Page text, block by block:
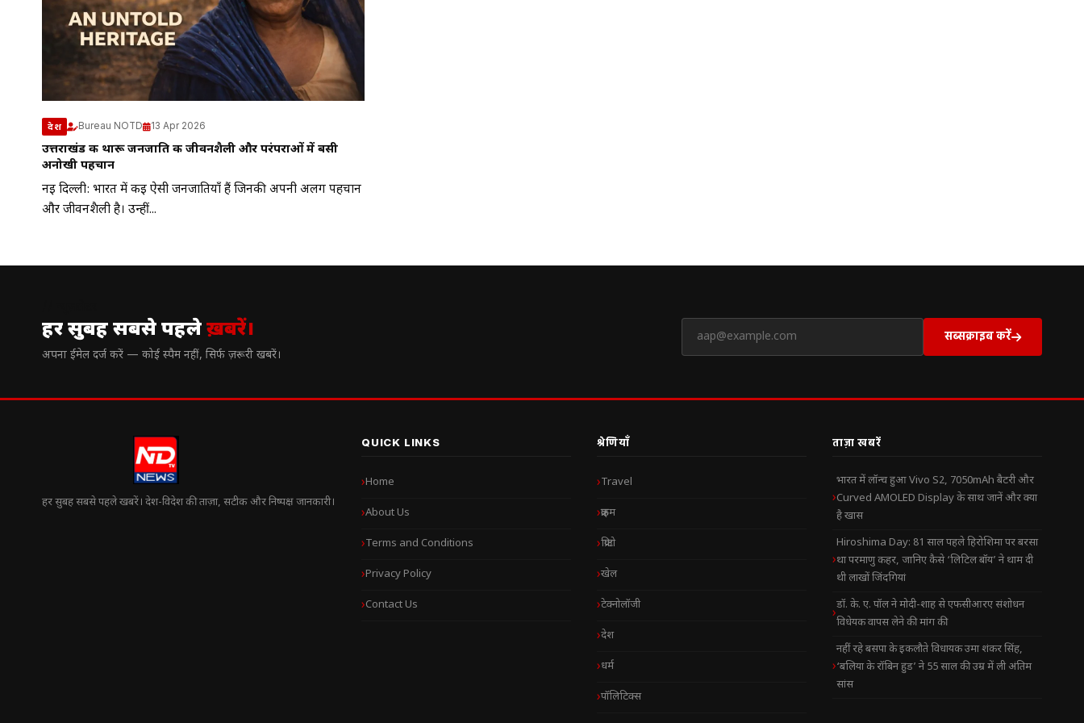
देश Bureau NOTD 13 Apr 2026
उत्तराखंड की थारू जनजाति की जीवनशैली और परंपराओं में बसी
अनोखी पहचान
नई दिल्ली: भारत में कई ऐसी जनजातियाँ हैं जिनकी अपनी अलग पहचान
और जीवनशैली है। उन्हीं...
हर सुबह सबसे पहलेख़बरें।
अपना ईमेल दर्ज करें — कोई स्पैम नहीं, सिर्फ ज़रूरी खबरें।
सब्सक्राइब करें
हर सुबह सबसे पहले खबरें। देश-विदेश की ताज़ा, सटीक और निष्पक्ष जानकारी।
QUICK LINKS
Home
About Us
Terms and Conditions
Privacy Policy
Contact Us
श्रेणियाँ
Travel
क्राइम
क्रिप्टो
खेल
टेक्नोलॉजी
देश
धर्म
पॉलिटिक्स
ताज़ा खबरें
भारत में लॉन्च हुआ Vivo S2, 7050mAh बैटरी और
Curved AMOLED Display के साथ जानें और क्या
है खास
Hiroshima Day: 81 साल पहले हिरोशिमा पर बरसा
था परमाणु कहर, जानिए कैसे ‘लिटिल बॉय’ ने थाम दी
थी लाखों जिंदगियां
डॉ. के. ए. पॉल ने मोदी-शाह से एफसीआरए संशोधन
विधेयक वापस लेने की मांग की
नहीं रहे बसपा के इकलौते विधायक उमा शंकर सिंह,
‘बलिया के रॉबिन हुड’ ने 55 साल की उम्र में ली अंतिम
सांस